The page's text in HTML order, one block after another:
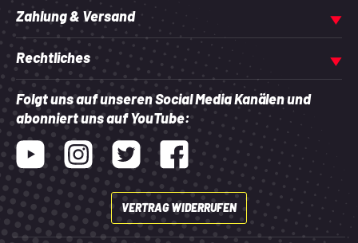
Zahlung & Versand
Rechtliches
Folgt uns auf unseren Social Media Kanälen und
abonniert uns auf YouTube:
Youtube InstagramTwitter Facebook
VERTRAG WIDERRUFEN